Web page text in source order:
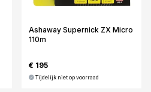
Ashaway Supernick ZX Micro
110m
€ 195
Tijdelijk niet op voorraad